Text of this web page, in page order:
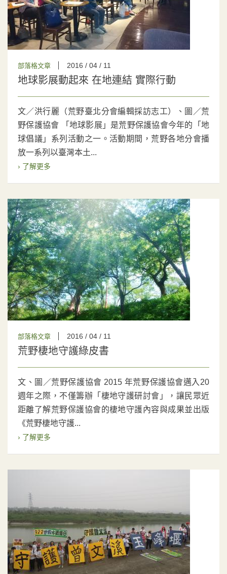
部落格文章 2016 / 04 / 11
地球影展動起來 在地連結 實際行動
文／洪行麗（荒野臺北分會編輯採訪志工）、圖／荒
野保護協會 「地球影展」是荒野保護協會今年的「地
球倡議」系列活動之一。活動期間，荒野各地分會播
放一系列以臺灣本土...
› 了解更多
部落格文章 2016 / 04 / 11
荒野棲地守護綠皮書
文、圖／荒野保護協會 2015 年荒野保護協會邁入20
週年之際，不僅籌辦「棲地守護研討會」，讓民眾近
距離了解荒野保護協會的棲地守護內容與成果並出版
《荒野棲地守護...
› 了解更多